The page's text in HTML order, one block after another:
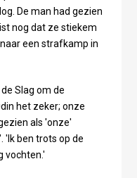
De man had gezien
nog dat ze stiekem
een strafkamp in
Slag om de
het zeker; onze
als 'onze'
'Ik ben trots op de
vochten.'